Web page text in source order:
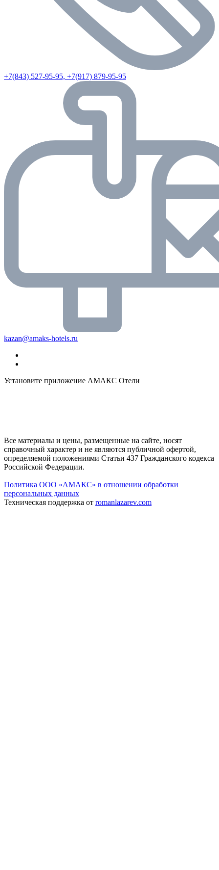
+7(843) 527-95-95, +7(917) 879-95-95
kazan@amaks-hotels.ru
Установите приложение АМАКС Отели
Все материалы и цены, размещенные на сайте, носят
справочный характер и не являются публичной офертой,
определяемой положениями Статьи 437 Гражданского кодекса
Российской Федерации.
Политика ООО «АМАКС» в отношении обработки
персональных данных
Техническая поддержка от romanlazarev.com